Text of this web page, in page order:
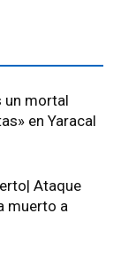
un mortal
en Yaracal
Ataque
muerto a